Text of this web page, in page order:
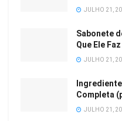
JULHO 21,
Sabonete
Que Ele
JULHO 21,
Completa
JULHO 21,